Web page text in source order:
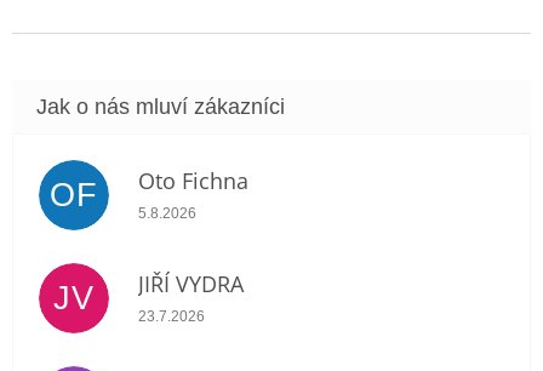
OF Oto Fichna
Hodnocení obchodu je 5 z 5 hvězdiček.
5.8.2026
JV JIŘÍ VYDRA
Hodnocení obchodu je 5 z 5 hvězdiček.
23.7.2026